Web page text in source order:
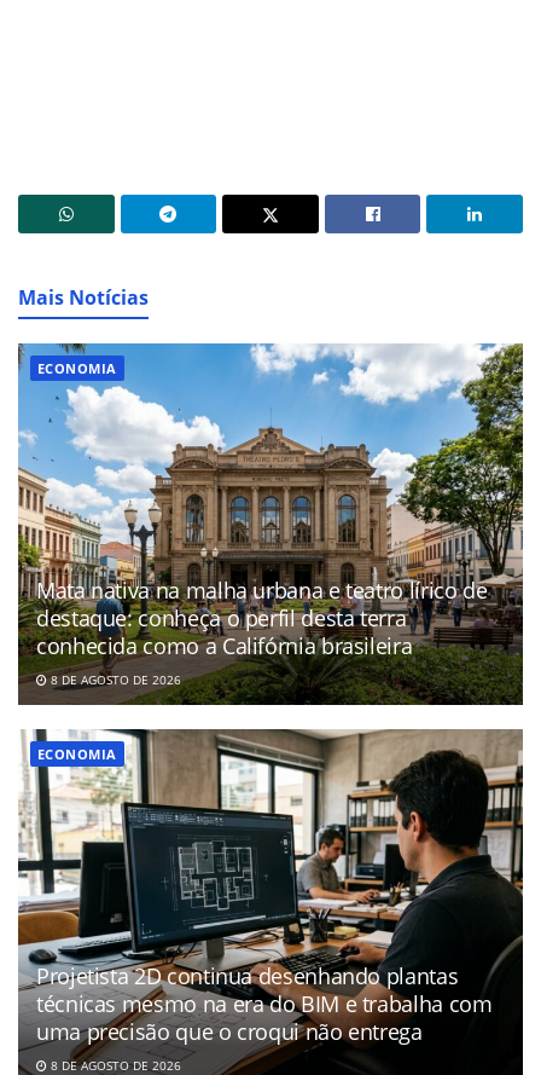
Mais Notícias
ECONOMIA
Mata nativa na malha urbana e teatro lírico de
destaque: conheça o perfil desta terra
conhecida como a Califórnia brasileira
8 DE AGOSTO DE 2026
ECONOMIA
Projetista 2D continua desenhando plantas
técnicas mesmo na era do BIM e trabalha com
uma precisão que o croqui não entrega
8 DE AGOSTO DE 2026